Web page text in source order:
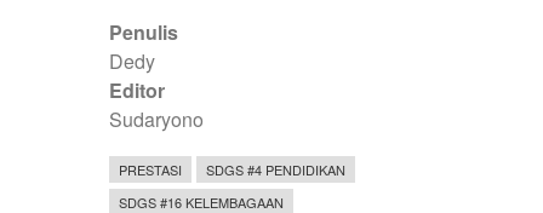
Penulis
Dedy
Editor
Sudaryono
PRESTASI
SDGS #4 PENDIDIKAN
SDGS #16 KELEMBAGAAN